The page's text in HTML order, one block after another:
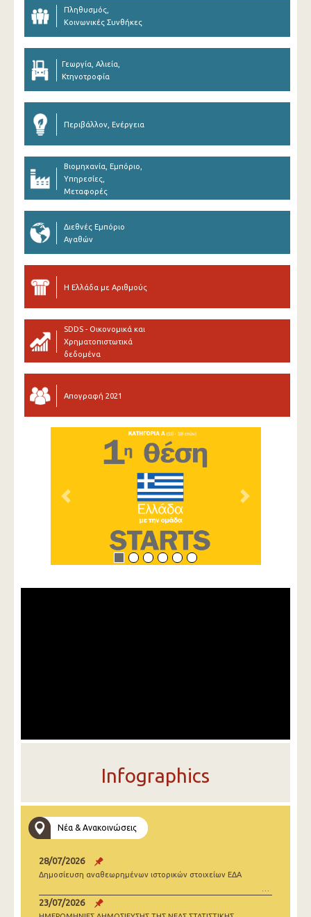
Πληθυσμός,
Κοινωνικές Συνθήκες
Γεωργία, Αλιεία,
Κτηνοτροφία
Περιβάλλον, Ενέργεια
Βιομηχανία, Εμπόριο,
Υπηρεσίες,
Μεταφορές
Διεθνές Εμπόριο
Αγαθών
Η Ελλάδα με Αριθμούς
SDDS - Οικονομικά και
Χρηματοπιστωτικά
δεδομένα
Απογραφή 2021
Previous Next
Infographics
Νέα & Ανακοινώσεις
28/07/2026
Δημοσίευση αναθεωρημένων ιστορικών στοιχείων ΕΔΑ
23/07/2026